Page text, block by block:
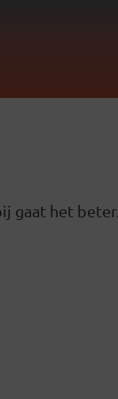
gaat het beter.